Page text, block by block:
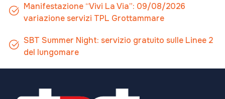
Manifestazione “Vivi La Via”: 09/08/2026
variazione servizi TPL Grottammare
SBT Summer Night: servizio gratuito sulle Linee 2
del lungomare